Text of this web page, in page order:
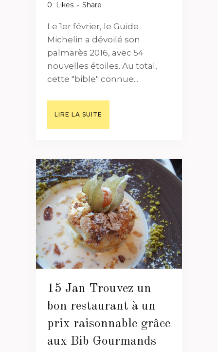
0
Likes Share
Le 1er février, le Guide
Michelin a dévoilé son
palmarès 2016, avec 54
nouvelles étoiles. Au total,
cette "bible" connue...
LIRE LA SUITE
15 Jan Trouvez un
bon restaurant à un
prix raisonnable grâce
aux Bib Gourmands